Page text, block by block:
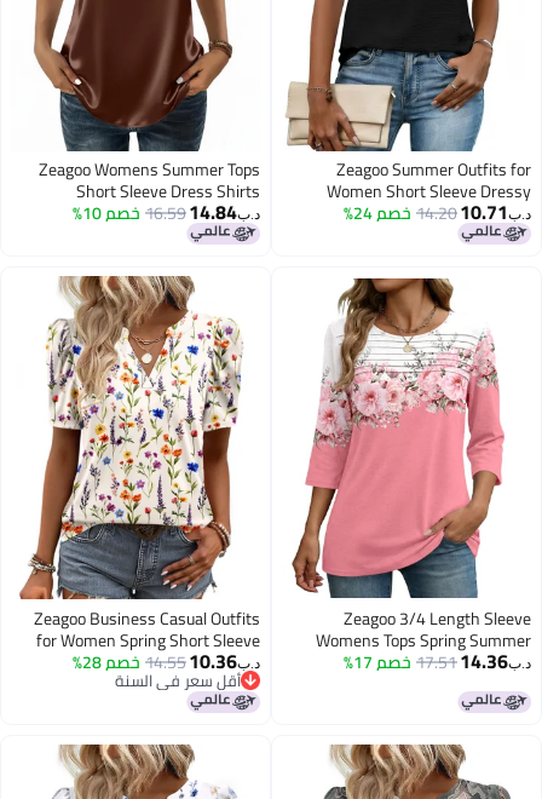
Zeagoo Summer Outfits for
Women Short Sleeve Dressy
Casual Blouses 2026 Fashion
Button Up Spring Shirts Business
د.ب‏10.71
14.20خصم 24%
Zeagoo Womens Summer Tops
Short Sleeve Dress Shirts
Crewneck Satin Blouse Business
Casual Outfit Silk Work Office
د.ب‏14.84
16.59خصم 10%
Zeagoo 3/4 Length Sleeve
Womens Tops Spring Summer
Blouses Dressy Casual Tunic Tops
Crewneck Plus Size Shirts Floral
Clothes
د.ب‏14.36
17.51خصم 17%
Zeagoo Business Casual Outfits
for Women Spring Short Sleeve
Tops Summer V Neck Shirts Floral
Cute Fashion Blouses
د.ب‏10.36
14.55خصم 28%
أقل سعر في السنة
أقل سعر في السنة